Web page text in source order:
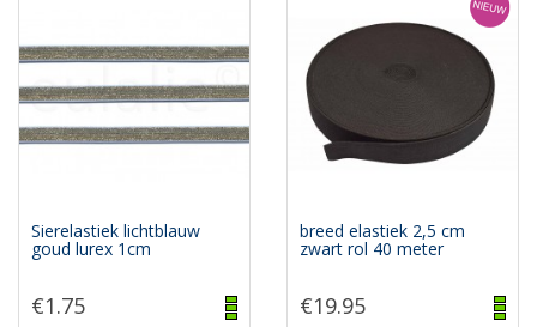
Sierelastiek lichtblauw
goud lurex 1cm
€1.75
breed elastiek 2,5 cm
zwart rol 40 meter
€19.95